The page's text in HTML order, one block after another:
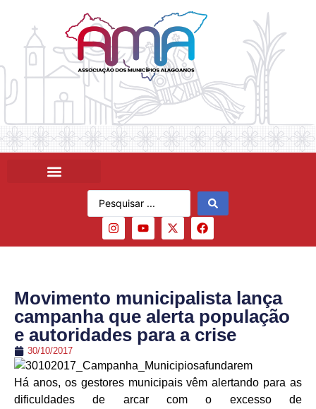
Movimento municipalista lança
campanha que alerta população
e autoridades para a crise
30/10/2017
Há anos, os gestores municipais vêm alertando para as
dificuldades de arcar com o excesso de